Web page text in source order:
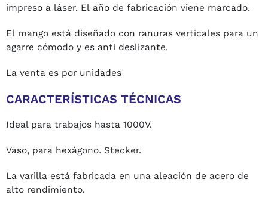
impreso a láser. El año de fabricación viene marcado.
El mango está diseñado con ranuras verticales para un
agarre cómodo y es anti deslizante.
La venta es por unidades
CARACTERÍSTICAS TÉCNICAS
Ideal para trabajos hasta 1000V.
Vaso, para hexágono. Stecker.
La varilla está fabricada en una aleación de acero de
alto rendimiento.